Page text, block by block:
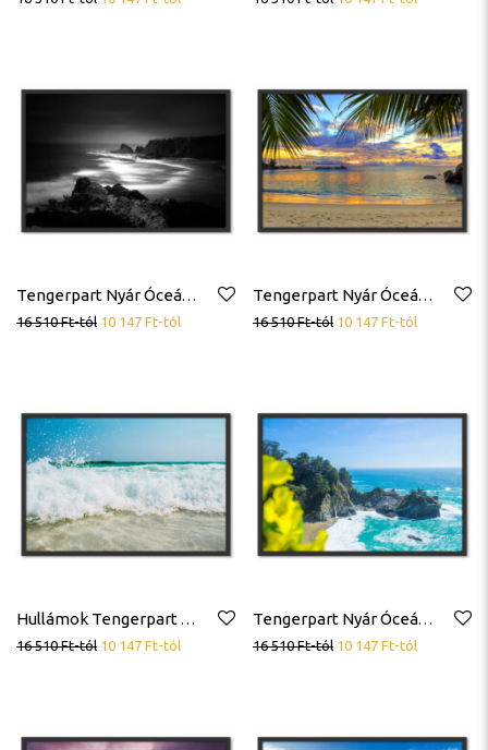
Tengerpart Nyár Óceán Trópus Tenger Fekete Fehér Poszter
16 510Ft-tól 10 147 Ft-tól
Tengerpart Nyár Óceán Trópus Tenger Poszter
16 510Ft-tól 10 147 Ft-tól
Hullámok Tengerpart Nyár Óceán Trópus Tenger Poszter
16 510Ft-tól 10 147 Ft-tól
Tengerpart Nyár Óceán Trópus Tenger Poszter
16 510Ft-tól 10 147 Ft-tól